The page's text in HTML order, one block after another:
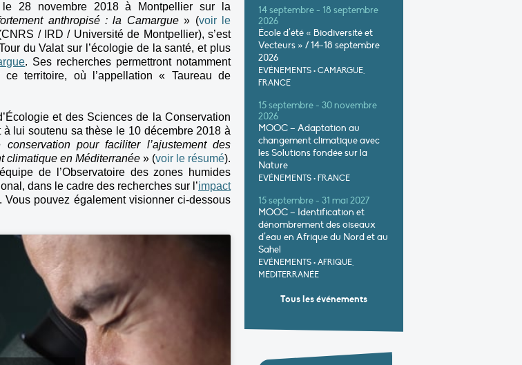
28 novembre 2018 à Montpellier sur la
anthropisé : la Camargue» (voir le
/ IRD / Université de Montpellier), s’est
du Valat sur l’écologie de la santé, et plus
. Ses recherches permettront notamment
territoire, où l’appellation « Taureau de
et des Sciences de la Conservation
lui soutenu sa thèse le 10 décembre 2018 à
pour faciliter l’ajustement des
climatique en Méditerranée » (voir le résumé).
de l’Observatoire des zones humides
dans le cadre des recherches sur l’impact
Vous pouvez également visionner ci-dessous
14 septembre - 18 septembre
2026
École d’été « Biodiversité et
Vecteurs » / 14-18 septembre
2026
EVÉNEMENTS • CAMARGUE,
FRANCE
15 septembre - 30 novembre
2026
MOOC – Adaptation au
changement climatique avec
les Solutions fondée sur la
Nature
EVÉNEMENTS • FRANCE
15 septembre - 31 mai 2027
MOOC – Identification et
dénombrement des oiseaux
d’eau en Afrique du Nord et au
Sahel
EVÉNEMENTS • AFRIQUE,
MÉDITERRANÉE
Tous les événements